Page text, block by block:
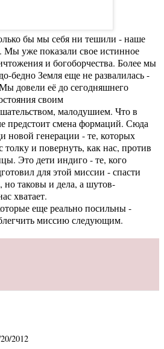
бы мы себя ни тешили - наше
Мы уже показали свое истинное
и богоборчества. Более мы
бедно Земля еще не развалилась -
довели её до сегодняшнего
своим
малодушием. Что в
предстоит смена формаций. Сюда
новой генерации - те, которых
толку и повернуть, как нас, против
Это дети индиго - те, кого
для этой миссии - спасти
но таковы и дела, а шутов-
хватает.
еще реально посильны -
миссию следующим.
2012